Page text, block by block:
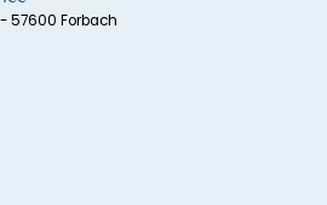
57600 Forbach